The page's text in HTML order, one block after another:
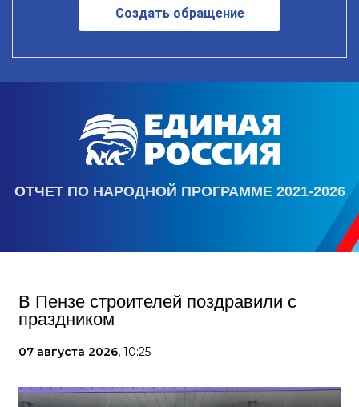
Создать обращение
ОТЧЕТ ПО НАРОДНОЙ ПРОГРАММЕ 2021-2026
В Пензе строителей поздравили с
праздником
07 августа 2026, 10:25